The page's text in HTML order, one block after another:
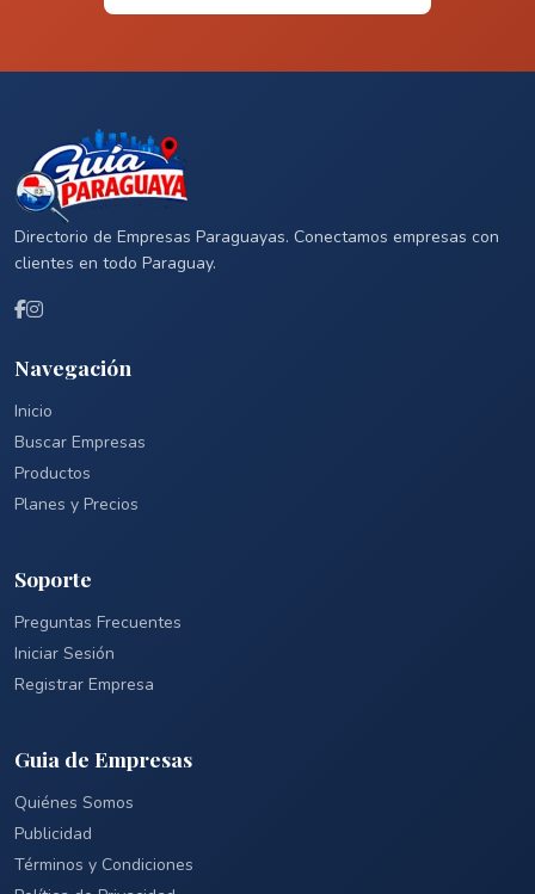
Directorio de Empresas Paraguayas. Conectamos empresas con
clientes en todo Paraguay.
Navegación
Inicio
Buscar Empresas
Productos
Planes y Precios
Soporte
Preguntas Frecuentes
Iniciar Sesión
Registrar Empresa
Guia de Empresas
Quiénes Somos
Publicidad
Términos y Condiciones